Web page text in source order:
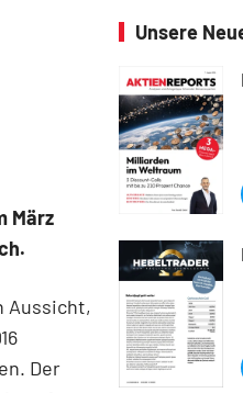
März
Aussicht,
Der
Unsere